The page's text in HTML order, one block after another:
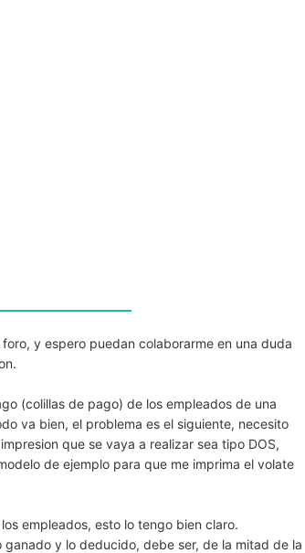
y espero puedan colaborarme en una duda
(colillas de pago) de los empleados de una
va bien, el problema es el siguiente, necesito
que se vaya a realizar sea tipo DOS,
de ejemplo para que me imprima el volate
empleados, esto lo tengo bien claro.
y lo deducido, debe ser, de la mitad de la